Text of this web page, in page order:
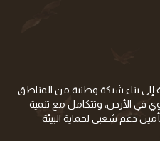
إلى بناء شبكة وطنية من المناطق
في الأردن، وتتكامل مع تنمية
دعم شعبي لحماية البيئة